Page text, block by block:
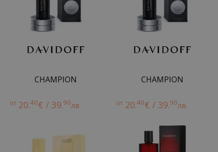
CHAMPION
от 20.40€ / 39.90лв.
CHAMPION
от 20.40€ / 39.90лв.